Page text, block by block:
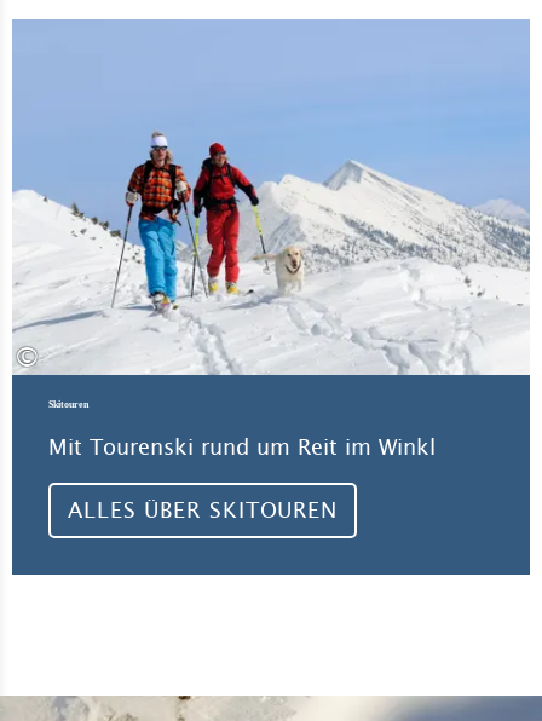
©
Skitouren
Mit Tourenski rund um Reit im Winkl
ALLES ÜBER SKITOUREN